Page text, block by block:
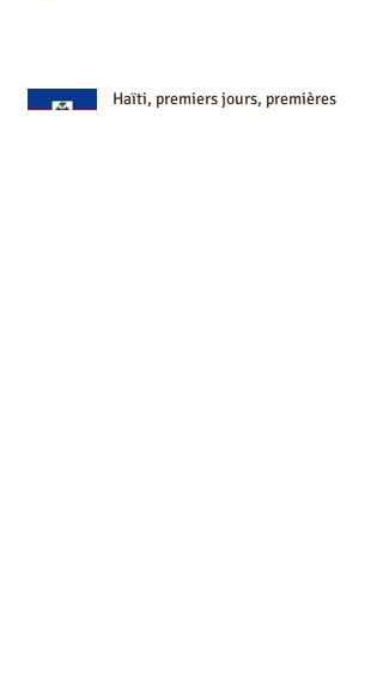
Haïti, premiers jours, premières